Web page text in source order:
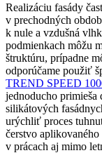
Realizáciu fasády
v prechodných
k nule a vzdušná
podmienkach môžu
štruktúru, prípadne
odporúčame použiť
TREND SPEED
jednoducho
silikátových
urýchliť proces
čerstvo
v prácach aj mimo